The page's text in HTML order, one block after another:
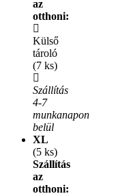
az
otthoni:
Külső
tároló
(7 ks)
Szállítás
4-7
munkanapon
belül
XL
(5 ks)
Szállítás
az
otthoni: